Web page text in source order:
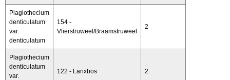
Plagiothecium
denticulatum
var.
denticulatum
154 -
Vlierstruweel/Braamstruweel
2
Plagiothecium
denticulatum
var.
122 - Larixbos 2